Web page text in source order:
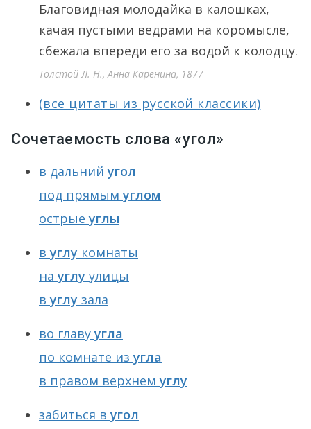
Благовидная молодайка в калошках,
качая пустыми ведрами на коромысле,
сбежала впереди его зa водой к колодцу.
Толстой Л. Н., Анна Каренина, 1877
(все цитаты из русской классики)
Сочетаемость слова «угол»
в дальнийугол
под прямымуглом
острыеуглы
вуглу комнаты
науглу улицы
вуглу зала
во главуугла
по комнате изугла
в правом верхнемуглу
забиться вугол